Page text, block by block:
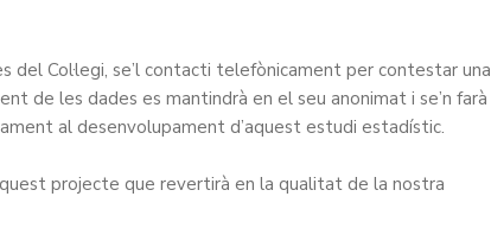
del Col·legi, se’l contacti telefònicament per contestar una
de les dades es mantindrà en el seu anonimat i se’n farà
al desenvolupament d’aquest estudi estadístic.
projecte que revertirà en la qualitat de la nostra